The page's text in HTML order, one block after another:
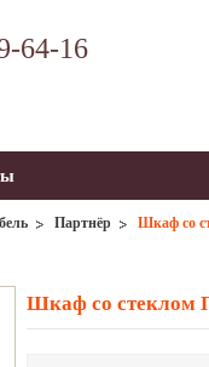
64-16
Партнёр Шкаф со
Шкаф со стеклом